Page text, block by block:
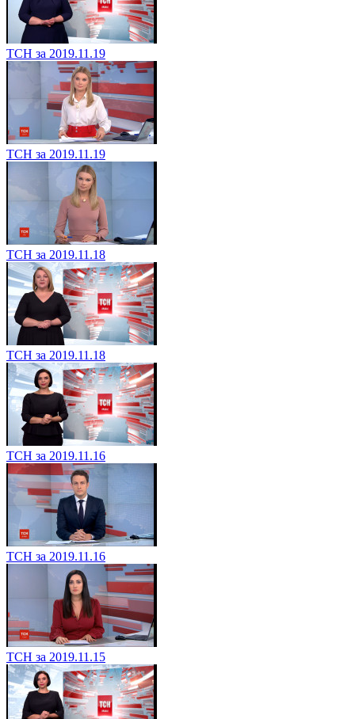
ТСН за 2019.11.19
ТСН за 2019.11.19
ТСН за 2019.11.18
ТСН за 2019.11.18
ТСН за 2019.11.16
ТСН за 2019.11.16
ТСН за 2019.11.15